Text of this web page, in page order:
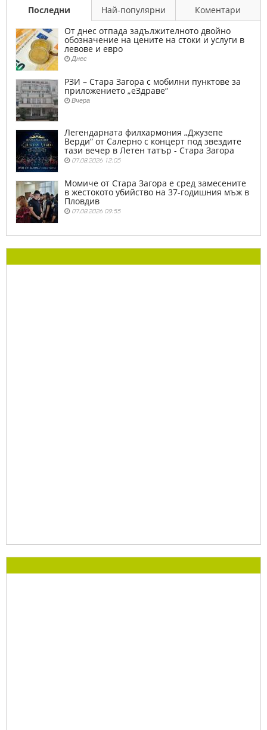
Последни Най-популярни
Коментари
От днес отпада задължителното двойно
обозначение на цените на стоки и услуги в
левове и евро
Днес
РЗИ – Стара Загора с мобилни пунктове за
приложението „еЗдраве“
Вчера
Легендарната филхармония „Джузепе
Верди“ от Салерно с концерт под звездите
тази вечер в Летен татър - Стара Загора
07.08.2026 12:05
Момиче от Стара Загора е сред замесените
в жестокото убийство на 37-годишния мъж в
Пловдив
07.08.2026 09:55